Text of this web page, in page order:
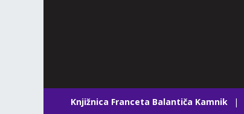
Knjižnica Franceta Balantiča Kamnik |